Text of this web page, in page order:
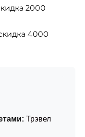
2000
4000
Трэвел